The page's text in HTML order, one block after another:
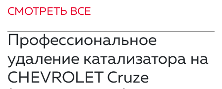
СМОТРЕТЬ ВСЕ
Профессиональное
удаление катализатора на
CHEVROLET Cruze